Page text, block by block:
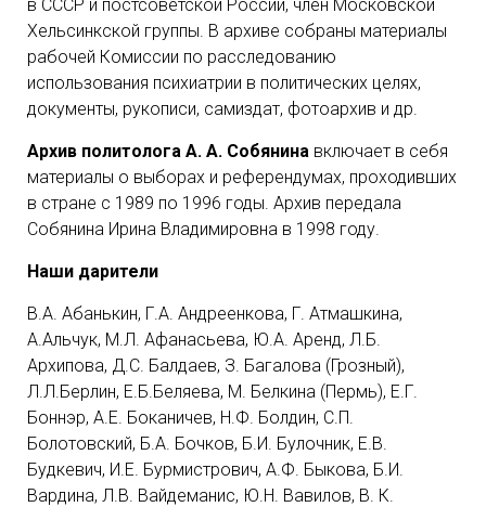
в СССР и постсоветской России, член Московской
Хельсинкской группы. В архиве собраны материалы
рабочей Комиссии по расследованию
использования психиатрии в политических целях,
документы, рукописи, самиздат, фотоархив и др.
Архив политолога А. А. Собянина включает в себя
материалы о выборах и референдумах, проходивших
в стране с 1989 по 1996 годы. Архив передала
Собянина Ирина Владимировна в 1998 году.
Наши дарители
В.А. Абанькин, Г.А. Андреенкова, Г. Атмашкина,
А.Альчук, М.Л. Афанасьева, Ю.А. Аренд, Л.Б.
Архипова, Д.С. Балдаев, З. Багалова (Грозный),
Л.Л.Берлин, Е.Б.Беляева, М. Белкина (Пермь), Е.Г.
Боннэр, А.Е. Боканичев, Н.Ф. Болдин, С.П.
Болотовский, Б.А. Бочков, Б.И. Булочник, Е.В.
Будкевич, И.Е. Бурмистрович, А.Ф. Быкова, Б.И.
Вардина, Л.В. Вайдеманис, Ю.Н. Вавилов, В. К.